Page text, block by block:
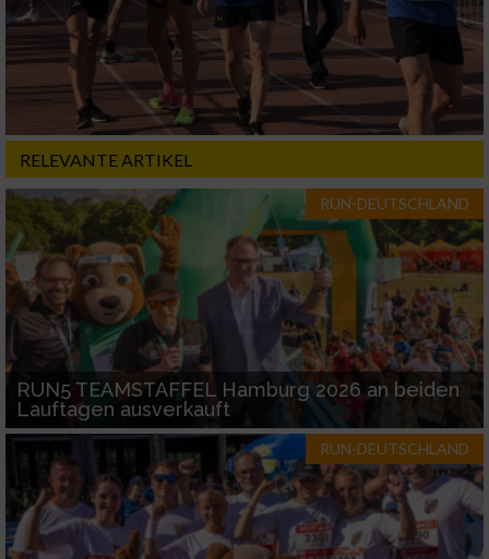
RELEVANTE ARTIKEL
RUN-DEUTSCHLAND
RUN5 TEAMSTAFFEL Hamburg 2026 an beiden
Lauftagen ausverkauft
RUN-DEUTSCHLAND